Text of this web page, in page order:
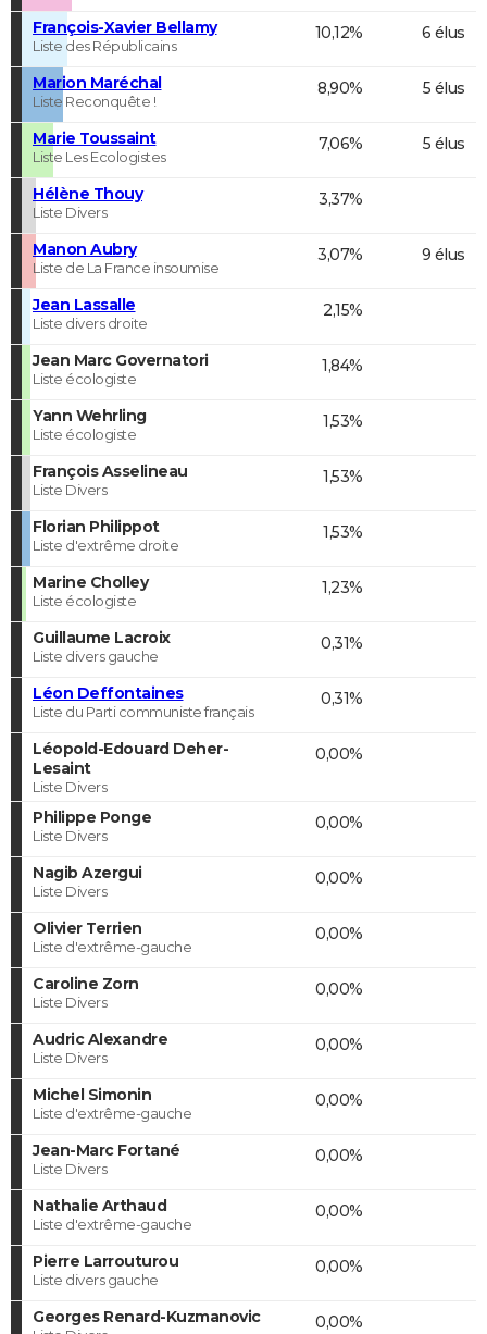
François-Xavier Bellamy
Liste des Républicains
10,12% 6 élus
Marion Maréchal
Liste Reconquête !
8,90% 5 élus
Marie Toussaint
Liste Les Ecologistes
7,06% 5 élus
Hélène Thouy
Liste Divers
3,37%
Manon Aubry
Liste de La France insoumise
3,07% 9 élus
Jean Lassalle
Liste divers droite
2,15%
Jean Marc Governatori
Liste écologiste
1,84%
Yann Wehrling
Liste écologiste
1,53%
François Asselineau
Liste Divers
1,53%
Florian Philippot
Liste d'extrême droite
1,53%
Marine Cholley
Liste écologiste
1,23%
Guillaume Lacroix
Liste divers gauche
0,31%
Léon Deffontaines
Liste du Parti communiste français
0,31%
Léopold-Edouard Deher-
Lesaint
Liste Divers
0,00%
Philippe Ponge
Liste Divers
0,00%
Nagib Azergui
Liste Divers
0,00%
Olivier Terrien
Liste d'extrême-gauche
0,00%
Caroline Zorn
Liste Divers
0,00%
Audric Alexandre
Liste Divers
0,00%
Michel Simonin
Liste d'extrême-gauche
0,00%
Jean-Marc Fortané
Liste Divers
0,00%
Nathalie Arthaud
Liste d'extrême-gauche
0,00%
Pierre Larrouturou
Liste divers gauche
0,00%
Georges Renard-Kuzmanovic 0,00%